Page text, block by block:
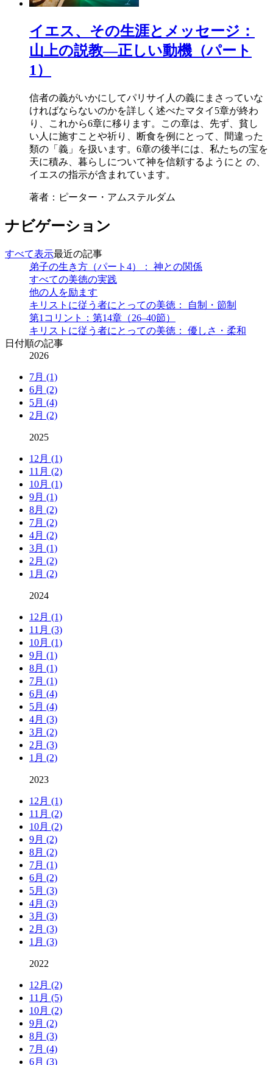
イエス、その生涯とメッセージ：
山上の説教―正しい動機（パート
1）
信者の義がいかにしてパリサイ人の義にまさっていな
ければならないのかを詳しく述べたマタイ5章が終わ
り、これから6章に移ります。この章は、先ず、貧し
い人に施すことや祈り、断食を例にとって、間違った
類の「義」を扱います。6章の後半には、私たちの宝を
天に積み、暮らしについて神を信頼するようにと の、
イエスの指示が含まれています。
著者：ピーター・アムステルダム
ナビゲーション
すべて表示最近の記事
弟子の生き方（パート4）： 神との関係
すべての美徳の実践
他の人を励ます
キリストに従う者にとっての美徳： 自制・節制
第1コリント：第14章（26–40節）
キリストに従う者にとっての美徳： 優しさ・柔和
日付順の記事
2026
7月 (1)
6月 (2)
5月 (4)
2月 (2)
2025
12月 (1)
11月 (2)
10月 (1)
9月 (1)
8月 (2)
7月 (2)
4月 (2)
3月 (1)
2月 (2)
1月 (2)
2024
12月 (1)
11月 (3)
10月 (1)
9月 (1)
8月 (1)
7月 (1)
6月 (4)
5月 (4)
4月 (3)
3月 (2)
2月 (3)
1月 (2)
2023
12月 (1)
11月 (2)
10月 (2)
9月 (2)
8月 (2)
7月 (1)
6月 (2)
5月 (3)
4月 (3)
3月 (3)
2月 (3)
1月 (3)
2022
12月 (2)
11月 (5)
10月 (2)
9月 (2)
8月 (3)
7月 (4)
6月 (3)